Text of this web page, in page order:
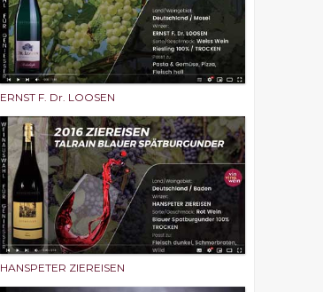
ERNST F. Dr. LOOSEN
HANSPETER ZIEREISEN